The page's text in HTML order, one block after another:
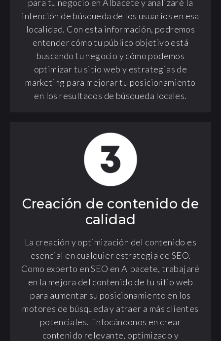
para tu negocio en Albacete y analizaré la
intención de búsqueda de los usuarios en esa
localidad. Con esta información, podremos
entender cómo tu público objetivo está
buscando tu negocio y cómo podemos
optimizar tu sitio web y estrategias de
marketing para mejorar tu posicionamiento
en los resultados de búsqueda locales.
Creación de contenido de
calidad
La creación y optimización del contenido es
esencial en cualquier estrategia de SEO.
Como experto en SEO en Albacete, trabajaré
en la mejora del contenido de tu sitio web
para aumentar su posicionamiento en los
motores de búsqueda y atraer a más clientes
potenciales. Enfocándonos en crear
contenido relevante, optimizado y